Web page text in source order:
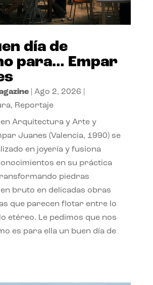
día de
para… Empar
| Ago 2, 2026
, Reportaje
en Arquitectura y Arte y
Juanes (Valencia, 1990) se
en joyería y fusiona
en su práctica
piedras
bruto en delicadas obras
que parecen flotar entre lo
etéreo. Le pedimos que nos
es para ella un buen día de